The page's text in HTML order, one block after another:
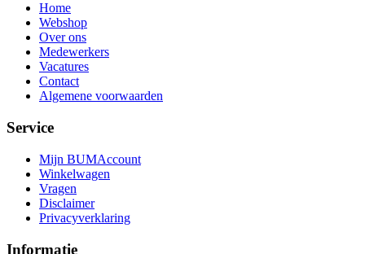
Home
Webshop
Over ons
Medewerkers
Vacatures
Contact
Algemene voorwaarden
Service
Mijn BUMAccount
Winkelwagen
Vragen
Disclaimer
Privacyverklaring
Informatie